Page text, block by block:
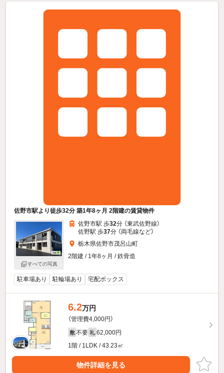
佐野市駅より徒歩32分 築1年8ヶ月 2階建の賃貸物件
すべての写真
佐野市駅 歩32分 （東武佐野線）
佐野駅 歩37分 （両毛線など）
栃木県佐野市茂呂山町
2階建 / 1年8ヶ月 / 鉄骨造
駐車場あり 駐輪場あり 宅配ボックス
6.2万円
（管理費4,000円）
敷 不要 礼 62,000円
1階 / 1LDK / 43.23㎡
物件詳細を見る